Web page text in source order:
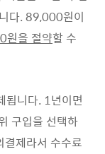
다. 89,000원이
원을 절약할 수
됩니다. 1년이면
구입을 선택하
제라서 수수료